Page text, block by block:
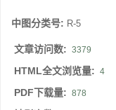
中图分类号: R-5
文章访问数: 3379
HTML全文浏览量: 4
PDF下载量: 878